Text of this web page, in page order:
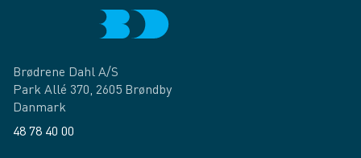
Brødrene Dahl A/S
Park Allé 370, 2605 Brøndby
Danmark
48 78 40 00